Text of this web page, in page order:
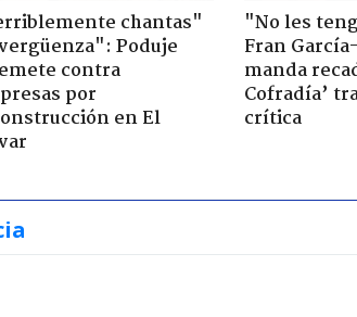
chantas"
Poduje
contra
por
en El
"No les
Fran
manda
Cofradía’
crítica